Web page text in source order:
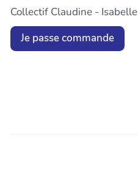
Collectif Claudine - Isabelle
Je passe commande